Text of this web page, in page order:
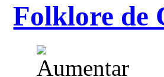
Folklore de